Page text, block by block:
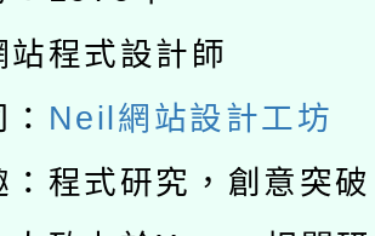
原住民族歲時祭
年暑期犯罪預防
府115年70歲以
康講座「吃得安
學年度第2次
站程式設計師
Neil網站設計工坊
：程式研究，創意突